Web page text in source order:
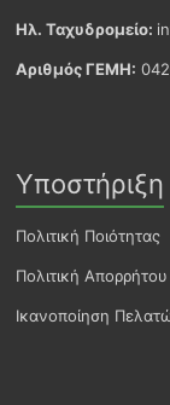
Ηλ. Ταχυδρομείο:
Αριθμός ΓΕΜΗ:
Υποστήριξη
Πολιτική Ποιότητας
Πολιτική Απορρήτου
Ικανοποίηση